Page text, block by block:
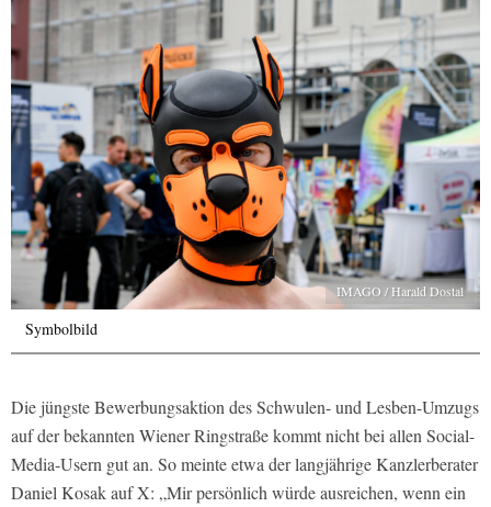
IMAGO / Harald Dostal
Symbolbild
Die jüngste Bewerbungsaktion des Schwulen- und Lesben-Umzugs
auf der bekannten Wiener Ringstraße kommt nicht bei allen Social-
Media-Usern gut an. So meinte etwa der langjährige Kanzlerberater
Daniel Kosak auf X: „Mir persönlich würde ausreichen, wenn ein